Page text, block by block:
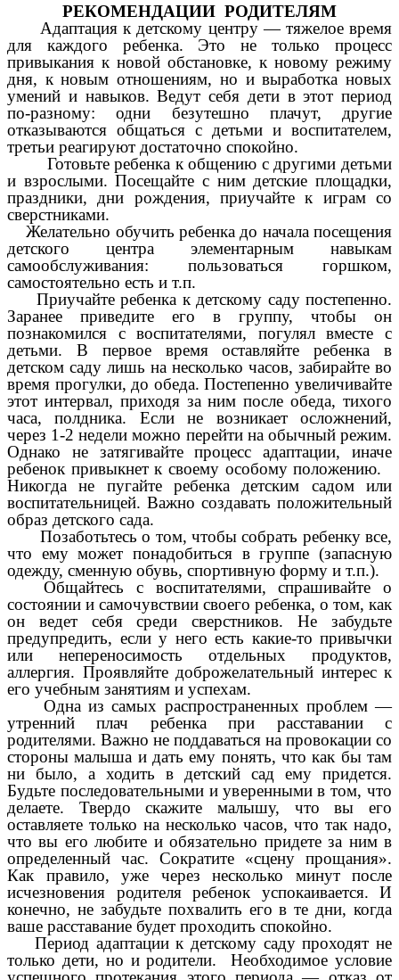
РЕКОМЕНДАЦИИ РОДИТЕЛЯМ
Адаптация к детскому центру — тяжелое время
для каждого ребенка. Это не только процесс
привыкания к новой обстановке, к новому режиму
дня, к новым отношениям, но и выработка новых
умений и навыков. Ведут себя дети в этот период
по-разному: одни безутешно плачут, другие
отказываются общаться с детьми и воспитателем,
третьи реагируют достаточно спокойно.
Готовьте ребенка к общению с другими детьми
и взрослыми. Посещайте с ним детские площадки,
праздники, дни рождения, приучайте к играм со
сверстниками.
Желательно обучить ребенка до начала посещения
детского центра элементарным навыкам
самообслуживания: пользоваться горшком,
самостоятельно есть и т.п.
Приучайте ребенка к детскому саду постепенно.
Заранее приведите его в группу, чтобы он
познакомился с воспитателями, погулял вместе с
детьми. В первое время оставляйте ребенка в
детском саду лишь на несколько часов, забирайте во
время прогулки, до обеда. Постепенно увеличивайте
этот интервал, приходя за ним после обеда, тихого
часа, полдника. Если не возникает осложнений,
через 1-2 недели можно перейти на обычный режим.
Однако не затягивайте процесс адаптации, иначе
ребенок привыкнет к своему особому положению.
Никогда не пугайте ребенка детским садом или
воспитательницей. Важно создавать положительный
образ детского сада.
Позаботьтесь о том, чтобы собрать ребенку все,
что ему может понадобиться в группе (запасную
одежду, сменную обувь, спортивную форму и т.п.).
Общайтесь с воспитателями, спрашивайте о
состоянии и самочувствии своего ребенка, о том, как
он ведет себя среди сверстников. Не забудьте
предупредить, если у него есть какие-то привычки
или непереносимость отдельных продуктов,
аллергия. Проявляйте доброжелательный интерес к
его учебным занятиям и успехам.
Одна из самых распространенных проблем —
утренний плач ребенка при расставании с
родителями. Важно не поддаваться на провокации со
стороны малыша и дать ему понять, что как бы там
ни было, а ходить в детский сад ему придется.
Будьте последовательными и уверенными в том, что
делаете. Твердо скажите малышу, что вы его
оставляете только на несколько часов, что так надо,
что вы его любите и обязательно придете за ним в
определенный час. Сократите «сцену прощания».
Как правило, уже через несколько минут после
исчезновения родителя ребенок успокаивается. И
конечно, не забудьте похвалить его в те дни, когда
ваше расставание будет проходить спокойно.
Период адаптации к детскому саду проходят не
только дети, но и родители. Необходимое условие